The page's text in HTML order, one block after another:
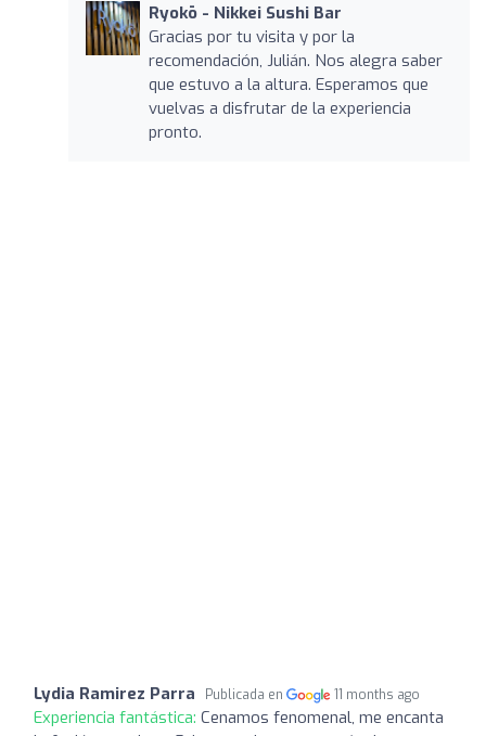
Ryokō - Nikkei Sushi Bar
Gracias por tu visita y por la
recomendación, Julián. Nos alegra saber
que estuvo a la altura. Esperamos que
vuelvas a disfrutar de la experiencia
pronto.
Lydia Ramirez Parra Publicada en 11 months ago
Experiencia fantástica: Cenamos fenomenal, me encanta